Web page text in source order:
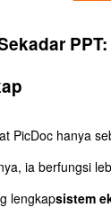
PicDoc hanya
ia berfungsi
lengkapsistem